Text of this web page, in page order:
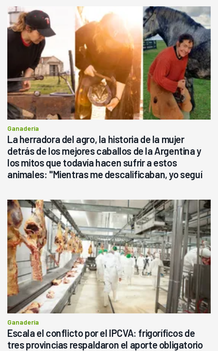
Ganadería
La herradora del agro, la historia de la mujer
detrás de los mejores caballos de la Argentina y
los mitos que todavía hacen sufrir a estos
animales: "Mientras me descalificaban, yo seguí
Ganadería
Escala el conflicto por el IPCVA: frigoríficos de
tres provincias respaldaron el aporte obligatorio